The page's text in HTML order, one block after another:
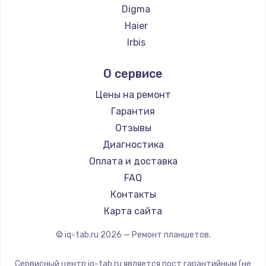
Заказать
Заказать
Замена HDMI
от 600 руб.
Замена корпуса
от 890 руб.
Заказать
Замена оперативной памяти
Digma
Haier
Irbis
Microsoft
BlackView
Amazon
Aquarius
Philips
Dell
HP
Getac
ZTE
О сервисе
Цены на ремонт
Гарантия
Отзывы
Диагностика
Оплата и доставка
FAQ
Контакты
Карта сайта
© iq-tab.ru 2026 — Ремонт планшетов.
Сервисный центр iq-tab.ru является пост гарантийным (не